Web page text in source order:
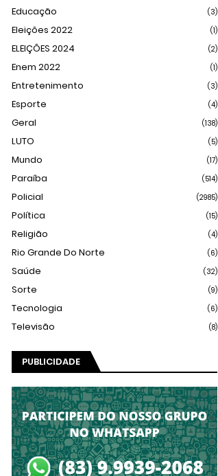
Educação (3)
Eleições 2022 (1)
ELEIÇÕES 2024 (2)
Enem 2022 (1)
Entretenimento (3)
Esporte (4)
Geral (138)
LUTO (5)
Mundo (17)
Paraíba (514)
Policial (2985)
Política (15)
Religião (4)
Rio Grande Do Norte (6)
Saúde (32)
Sorte (9)
Tecnologia (6)
Televisão (8)
PUBLICIDADE